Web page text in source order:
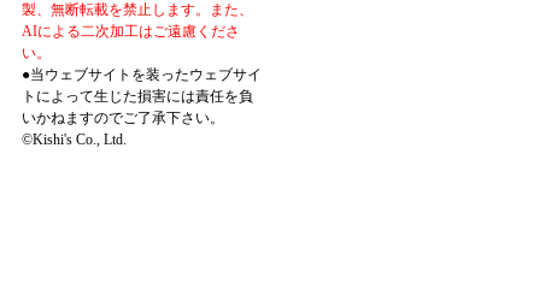
製、無断転載を禁止します。また、
AIによる二次加工はご遠慮くださ
い。
●当ウェブサイトを装ったウェブサイ
トによって生じた損害には責任を負
いかねますのでご了承下さい。
©Kishi's Co., Ltd.